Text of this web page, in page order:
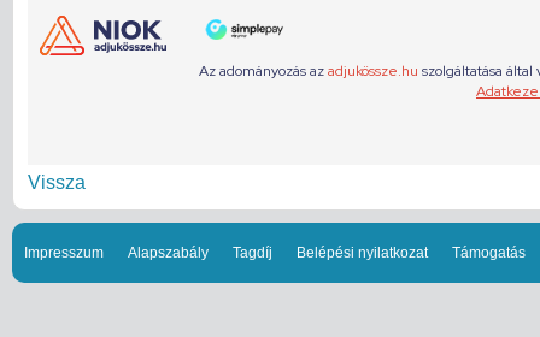
Vissza
Impresszum Alapszabály Tagdíj Belépési nyilatkozat Támogatás